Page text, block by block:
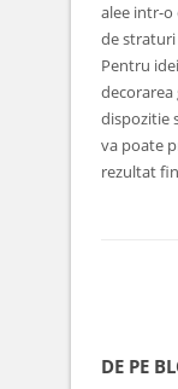
alee intr-o
de
Pentru
dispozitie
va poate
rezultat
DE PE